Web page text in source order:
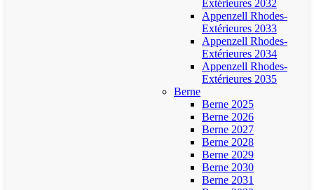
Extérieures 2032
Appenzell Rhodes-
Extérieures 2033
Appenzell Rhodes-
Extérieures 2034
Appenzell Rhodes-
Extérieures 2035
Berne
Berne 2025
Berne 2026
Berne 2027
Berne 2028
Berne 2029
Berne 2030
Berne 2031